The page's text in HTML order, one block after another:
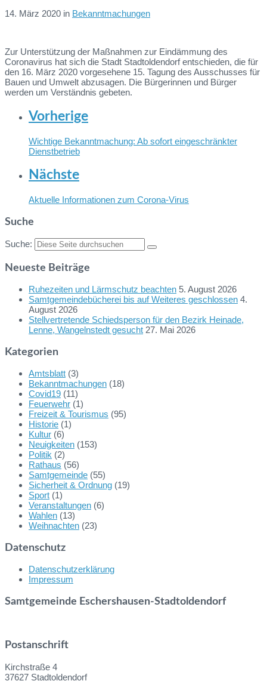
14. März 2020 in Bekanntmachungen
Zur Unterstützung der Maßnahmen zur Eindämmung des
Coronavirus hat sich die Stadt Stadtoldendorf entschieden, die für
den 16. März 2020 vorgesehene 15. Tagung des Ausschusses für
Bauen und Umwelt abzusagen. Die Bürgerinnen und Bürger
werden um Verständnis gebeten.
Vorherige
Wichtige Bekanntmachung: Ab sofort eingeschränkter
Dienstbetrieb
Nächste
Aktuelle Informationen zum Corona-Virus
Suche
Suche:
Neueste Beiträge
Ruhezeiten und Lärmschutz beachten 5. August 2026
Samtgemeindebücherei bis auf Weiteres geschlossen 4.
August 2026
Stellvertretende Schiedsperson für den Bezirk Heinade,
Lenne, Wangelnstedt gesucht 27. Mai 2026
Kategorien
Amtsblatt (3)
Bekanntmachungen (18)
Covid19 (11)
Feuerwehr (1)
Freizeit & Tourismus (95)
Historie (1)
Kultur (6)
Neuigkeiten (153)
Politik (2)
Rathaus (56)
Samtgemeinde (55)
Sicherheit & Ordnung (19)
Sport (1)
Veranstaltungen (6)
Wahlen (13)
Weihnachten (23)
Datenschutz
Datenschutzerklärung
Impressum
Samtgemeinde Eschershausen-Stadtoldendorf
Postanschrift
Kirchstraße 4
37627 Stadtoldendorf